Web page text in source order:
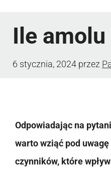
Ile
6 stycznia, 2024 przez
Odpowiadając na
warto wziąć pod
czynników, które